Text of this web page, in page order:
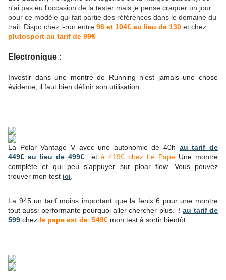
n'ai pas eu l'occasion de la tester mais je pense craquer un jour
pour ce modèle qui fait partie des références dans le domaine du
trail. Dispo chez i-run entre 98 et 104€ au lieu de 130 et chez
plutosport au tarif de 99€
Electronique :
Investir dans une montre de Running n'est jamais une chose
évidente, il faut bien définir son utilisation.
La Polar Vantage V avec une autonomie de 40h au tarif de
449€ au lieu de 499€ et à 419€ chez Le Pape Une montre
complète et qui peu s'appuyer sur ploar flow. Vous pouvez
trouver mon test ici
La 945 un tarif moins important que la fenix 6 pour une montre
tout aussi performante pourquoi aller chercher plus. !au tarif de
599 chez le pape est de 549€ mon test à sortir bientôt